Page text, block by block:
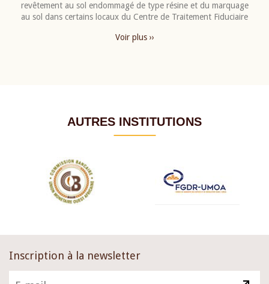
revêtement au sol endommagé de type résine et du marquage
au sol dans certains locaux du Centre de Traitement Fiduciaire
Voir plus ››
AUTRES INSTITUTIONS
Inscription à la newsletter